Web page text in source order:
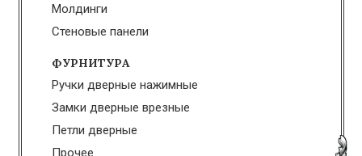
Молдинги
Стеновые панели
ФУРНИТУРА
Ручки дверные нажимные
Замки дверные врезные
Петли дверные
Прочее